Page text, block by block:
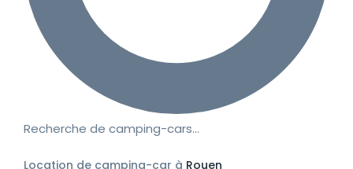
Recherche de camping-cars…
Location de camping-car à Rouen